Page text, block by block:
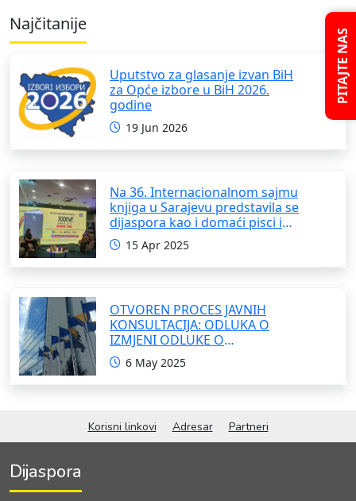
PITAJTE NAS
Najčitanije
Uputstvo za glasanje izvan BiH
za Opće izbore u BiH 2026.
godine
19 Jun 2026
Na 36. Internacionalnom sajmu
knjiga u Sarajevu predstavila se
dijaspora kao i domaći pisci i
umjetnici
15 Apr 2025
OTVOREN PROCES JAVNIH
KONSULTACIJA: ODLUKA O
IZMJENI ODLUKE O
FORMIRANJU INTERRESORNE
RADNE GRUPE ZA IZRADU
OKVIRNOG ZAKONA O
HERCEGOVINE
6 May 2025
Korisni linkovi Adresar Partneri
Dijaspora